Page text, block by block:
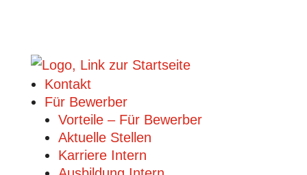
Kontakt
Für Bewerber
Vorteile – Für Bewerber
Aktuelle Stellen
Karriere Intern